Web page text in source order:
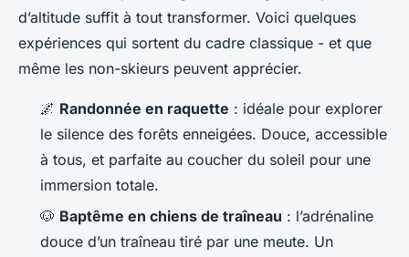
d’altitude suffit à tout transformer. Voici quelques
expériences qui sortent du cadre classique - et que
même les non-skieurs peuvent apprécier.
🌌 Randonnée en raquette : idéale pour explorer
le silence des forêts enneigées. Douce, accessible
à tous, et parfaite au coucher du soleil pour une
immersion totale.
🐶 Baptême en chiens de traîneau : l’adrénaline
douce d’un traîneau tiré par une meute. Un